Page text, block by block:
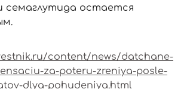
семаглутида остается
content/news/datchane-
za-poteru-zreniya-posle-
dlya-pohudeniya.html